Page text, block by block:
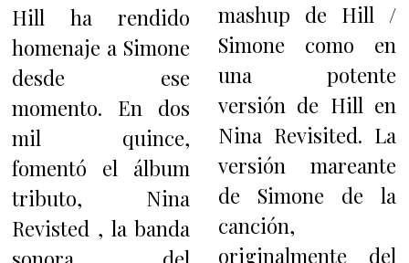
Hill ha rendido
homenaje a Simone
desde ese
momento. En dos
mil quince,
fomentó el álbum
tributo, Nina
Revisted , la banda
mashup de Hill /
Simone como en
una potente
versión de Hill en
Nina Revisited. La
versión mareante
de Simone de la
canción,
originalmente del